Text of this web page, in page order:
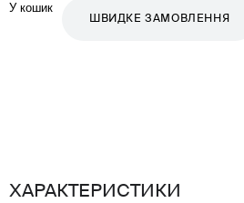
У кошик
ШВИДКЕ ЗАМОВЛЕННЯ
ХАРАКТЕРИСТИКИ